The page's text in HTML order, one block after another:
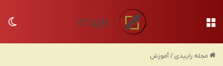
مجله راپیدی /آموزش